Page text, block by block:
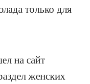
только для
на сайт
женских